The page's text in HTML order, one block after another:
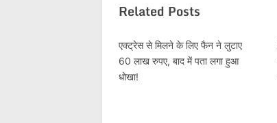
Related Posts
एक्ट्रेस से मिलने के लिए फैन ने लुटाए
60 लाख रुपए, बाद में पता लगा हुआ
धोखा!